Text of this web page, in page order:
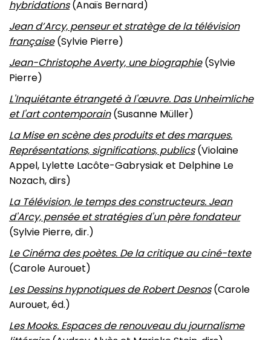
hybridations(Anaïs Bernard)
Jean d’Arcy, penseur et stratège de la télévision
française(Sylvie Pierre)
Jean-Christophe Averty, une biographie(Sylvie
Pierre)
L'Inquiétante étrangeté à l'œuvre. Das Unheimliche
et l'art contemporain(Susanne Müller)
La Mise en scène des produits et des marques.
Représentations, significations, publics(Violaine
Appel, Lylette Lacôte-Gabrysiak et Delphine Le
Nozach, dirs)
La Télévision, le temps des constructeurs. Jean
d'Arcy, pensée et stratégies d'un père fondateur
(Sylvie Pierre, dir.)
Le Cinéma des poètes. De la critique au ciné-texte
(Carole Aurouet)
Les Dessins hypnotiques de Robert Desnos(Carole
Aurouet, éd.)
Les Mooks. Espaces de renouveau du journalisme